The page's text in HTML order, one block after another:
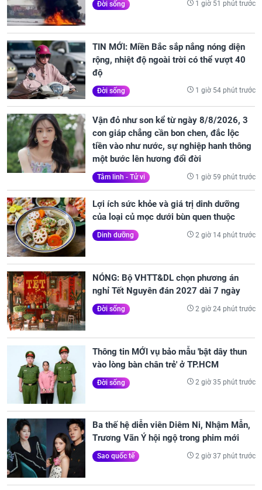
Đời sống 1 giờ 51 phút trước
TIN MỚI: Miền Bắc sắp nắng nóng diện
rộng, nhiệt độ ngoài trời có thể vượt 40
độ
Đời sống 1 giờ 54 phút trước
Vận đỏ như son kể từ ngày 8/8/2026, 3
con giáp chẳng cần bon chen, đắc lộc
tiền vào như nước, sự nghiệp hanh thông
một bước lên hương đổi đời
Tâm linh - Tử vi 1 giờ 59 phút trước
Lợi ích sức khỏe và giá trị dinh dưỡng
của loại củ mọc dưới bùn quen thuộc
Dinh dưỡng 2 giờ 14 phút trước
NÓNG: Bộ VHTT&DL chọn phương án
nghỉ Tết Nguyên đán 2027 dài 7 ngày
Đời sống 2 giờ 24 phút trước
Thông tin MỚI vụ bảo mẫu 'bật dây thun
vào lòng bàn chân trẻ' ở TP.HCM
Đời sống 2 giờ 35 phút trước
Ba thế hệ diễn viên Diêm Ni, Nhậm Mẫn,
Trương Vãn Ý hội ngộ trong phim mới
Sao quốc tế 2 giờ 37 phút trước